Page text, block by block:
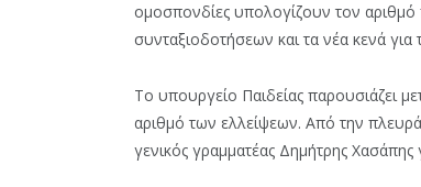
ομοσπονδίες υπολογίζουν τον
συνταξιοδοτήσεων και τα νέα κενά
Το υπουργείο Παιδείας παρουσιάζει
αριθμό των ελλείψεων. Από την
γενικός γραμματέας Δημήτρης Χασάπης